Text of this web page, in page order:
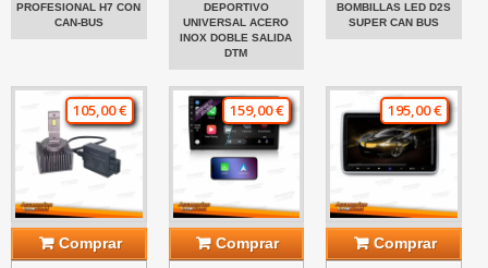
PROFESIONAL H7 CON
CAN-BUS
DEPORTIVO
UNIVERSAL ACERO
INOX DOBLE SALIDA
DTM
BOMBILLAS LED D2S
SUPER CAN BUS
105,00 €
Comprar
159,00 €
Comprar
195,00 €
Comprar